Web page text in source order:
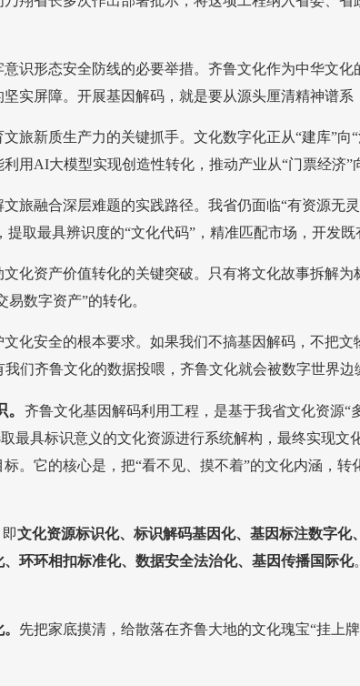
识形态安全防线的必要举措。齐鲁文化作为中华文
实屏障。开展基因解码，就是要从源头厘清精神谱系
旅新质生产力的关键抓手。文化数字化正从“建库”向
用AI大模型实现创造性转化，推动产业从“门票经济”
旅融合深层难题的实践路径。我省仍面临“有资源无
取最具辨识度的“文化代码”，精准匹配市场，开发既
化资产价值转化的关键突破。只有将文化故事拆解为
易数字资产”的转化。
化安全的根本要求。如果我们不搞基因解码，不把
们齐鲁文化的数据投喂，齐鲁文化就会被数字世界边
齐鲁文化基因解码利用工程，是基于我省文化资源“
最具标识意义的文化资源进行系统解构，最终实现文
。它的核心是，把“看不见、摸不着”的文化内涵，转
文化资源标识化、标识解码基因化、基因标注数字
环环相扣标准化、数据安全法治化、基因传播国际化
先把家底摸清，给散落在齐鲁大地的文化瑰宝“挂上